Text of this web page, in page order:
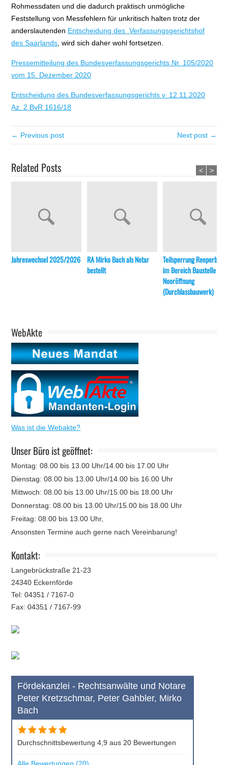
Rohmessdaten und die dadurch praktisch unmögliche
Feststellung von Messfehlern für unkritisch halten trotz der
anderslautenden Entscheidung des Verfassungsgerichtshof
des Saarlands , wird sich daher wohl fortsetzen.
Pressemitteilung des Bundesverfassungsgerichts Nr. 105/2020
vom 15. Dezember 2020
Entscheidung des Bundesverfassungsgerichts v. 12.11.2020
Az. 2 BvR 1616/18
← Previous post Next post →
Related Posts
Jahreswechsel 2025/2026
RA Mirko Bach als Notar
bestellt
Teilsperrung Reeperbahn
im Bereich Baustelle
Nooröffnung
(Durchlassbauwerk)
< >
WebAkte
Was ist die Webakte?
Unser Büro ist geöffnet:
Montag: 08.00 bis 13.00 Uhr/14.00 bis 17.00 Uhr
Dienstag: 08.00 bis 13.00 Uhr/14.00 bis 16.00 Uhr
Mittwoch: 08.00 bis 13.00 Uhr/15.00 bis 18.00 Uhr
Donnerstag: 08.00 bis 13.00 Uhr/15.00 bis 18.00 Uhr
Freitag: 08.00 bis 13.00 Uhr,
Ansonsten Termine auch gerne nach Vereinbarung!
Kontakt:
Langebrückstraße 21-23
24340 Eckernförde
Tel: 04351 / 7167-0
Fax: 04351 / 7167-99
Fördekanzlei - Rechtsanwälte und Notare
Peter Kretzschmar, Peter Gahbler, Mirko
Bach
Durchschnittsbewertung 4,9 aus 20 Bewertungen